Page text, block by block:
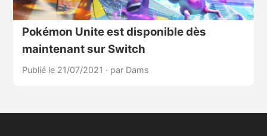
Pokémon Unite est disponible dès
maintenant sur Switch
Publié le 21/07/2021 · par Dams